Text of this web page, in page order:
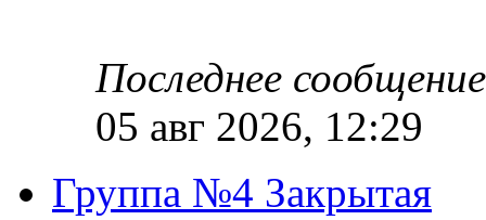
Последнее сообщение
05 авг 2026, 12:29
Группа №4 Закрытая